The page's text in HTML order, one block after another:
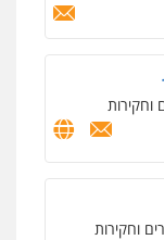
וחקירות
וחקירות